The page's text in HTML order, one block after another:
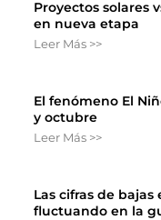
Proyectos solares
en nueva etapa
Leer Más >>
El fenómeno El
y octubre
Leer Más >>
Las cifras de
fluctuando en la